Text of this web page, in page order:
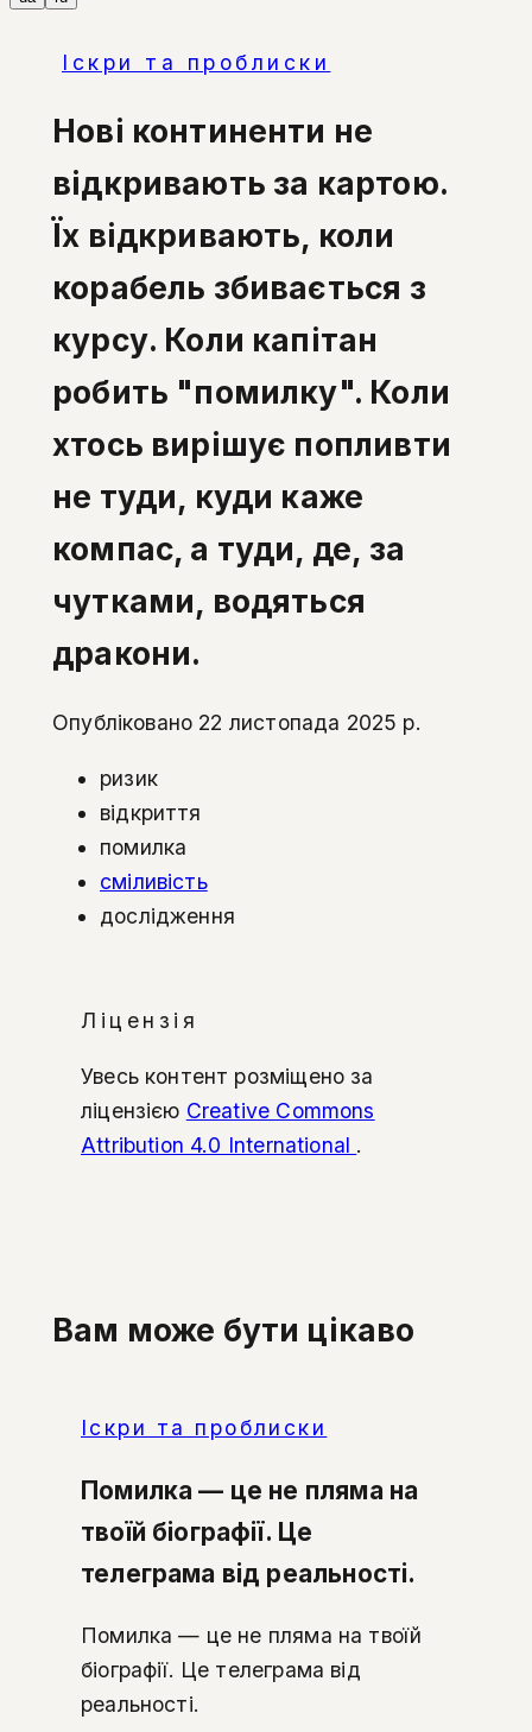
Іскри та проблиски
Нові континенти не
відкривають за картою.
Їх відкривають, коли
корабель збивається з
курсу. Коли капітан
робить "помилку". Коли
хтось вирішує попливти
не туди, куди каже
компас, а туди, де, за
чутками, водяться
дракони.
Опубліковано 22 листопада 2025 р.
ризик
відкриття
помилка
сміливість
дослідження
Ліцензія
Увесь контент розміщено за
ліцензією Creative Commons
Attribution 4.0 International .
Вам може бути цікаво
Іскри та проблиски
Помилка — це не пляма на
твоїй біографії. Це
телеграма від реальності.
Помилка — це не пляма на твоїй
біографії. Це телеграма від
реальності.